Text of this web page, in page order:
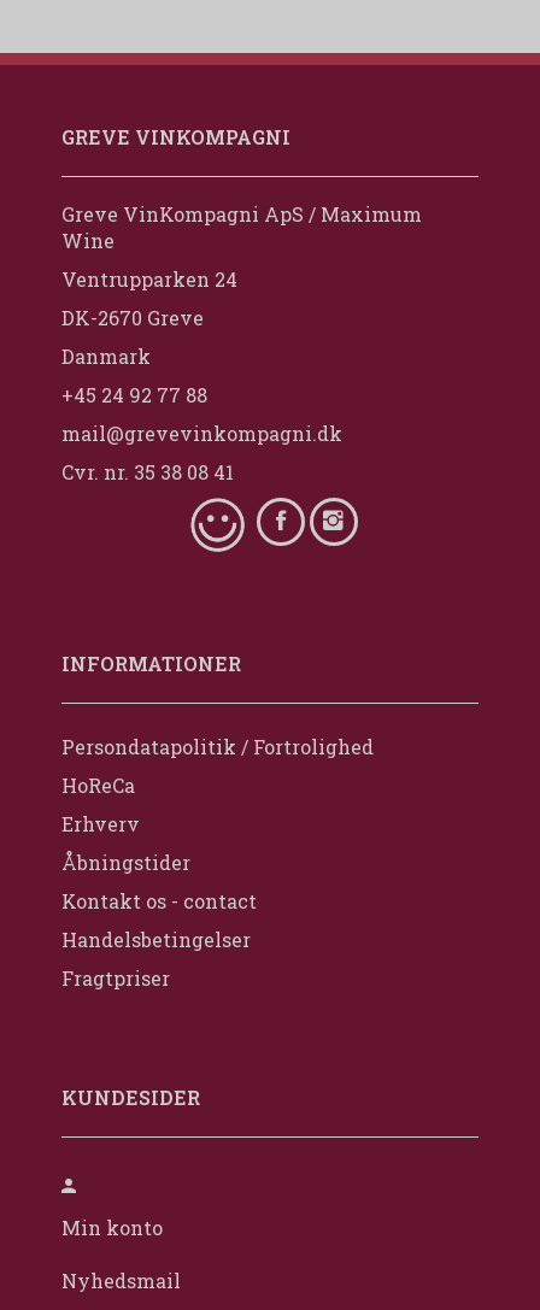
GREVE VINKOMPAGNI
Greve VinKompagni ApS / Maximum
Wine
Ventrupparken 24
DK-2670 Greve
Danmark
+45 24 92 77 88
mail@grevevinkompagni.dk
Cvr. nr. 35 38 08 41
INFORMATIONER
Persondatapolitik / Fortrolighed
HoReCa
Erhverv
Åbningstider
Kontakt os - contact
Handelsbetingelser
Fragtpriser
KUNDESIDER
Min konto
Nyhedsmail